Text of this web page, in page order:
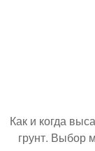
Как и когда
грунт. Выбор